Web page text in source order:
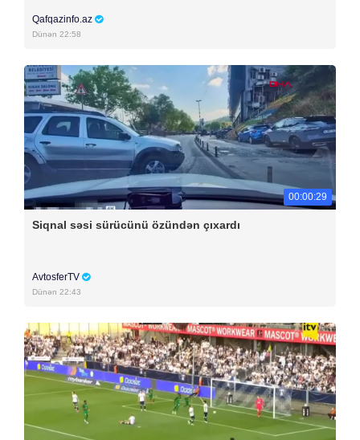
Qafqazinfo.az
Dünən 22:58
00:00:29
Siqnal səsi sürücünü özündən çıxardı
AvtosferTV
Dünən 22:43